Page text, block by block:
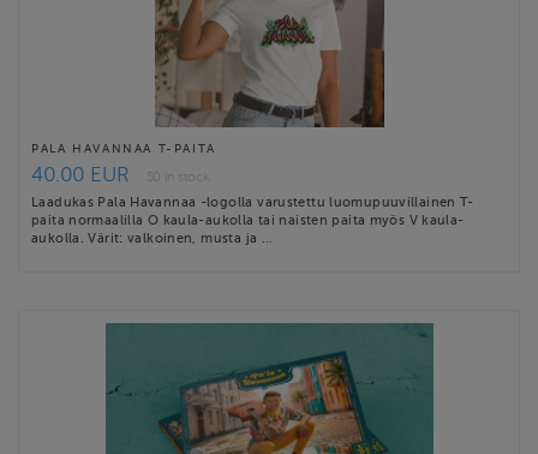
PALA HAVANNAA T-PAITA
40.00 EUR
50 in stock
Laadukas Pala Havannaa -logolla varustettu luomupuuvillainen T-
paita normaalilla O kaula-aukolla tai naisten paita myös V kaula-
aukolla. Värit: valkoinen, musta ja …